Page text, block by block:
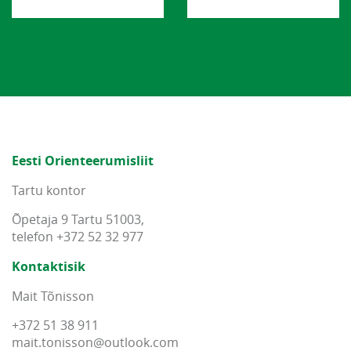
Eesti Orienteerumisliit
Tartu kontor
Õpetaja 9 Tartu 51003,
telefon +372 52 32 977
Kontaktisik
Mait Tõnisson
+372 51 38 911
mait.tonisson@outlook.com